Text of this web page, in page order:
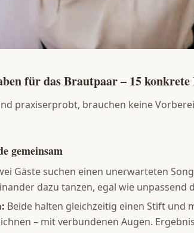
für das Brautpaar – 15 konkrete
praxiserprobt, brauchen keine
gemeinsam
Gäste suchen einen unerwarteten
dazu tanzen, egal wie unpassend
Beide halten gleichzeitig einen Stift und
– mit verbundenen Augen.